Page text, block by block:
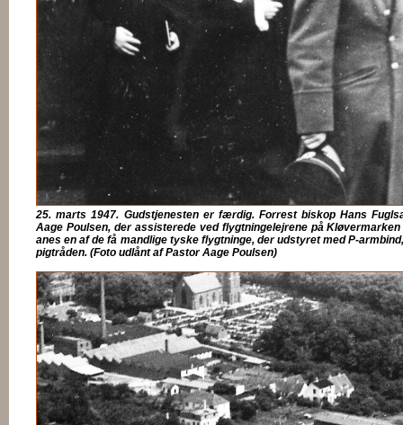
25. marts 1947. Gudstjenesten er færdig. Forrest biskop Hans
Aage Poulsen, der assisterede ved flygtningelejrene på
anes en af de få mandlige tyske flygtninge, der udstyret med P-
pigtråden. (Foto udlånt af Pastor Aage Poulsen)